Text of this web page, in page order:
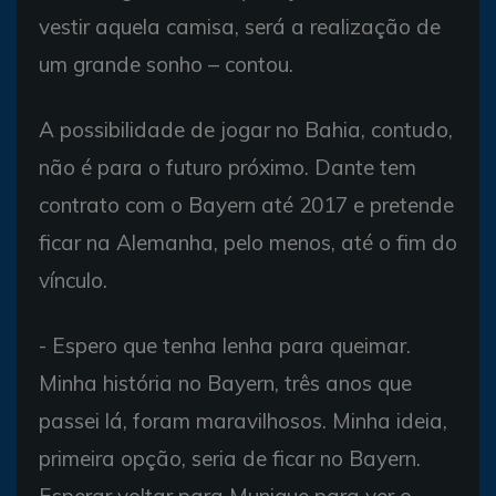
vestir aquela camisa, será a realização de
um grande sonho – contou.
A possibilidade de jogar no Bahia, contudo,
não é para o futuro próximo. Dante tem
contrato com o Bayern até 2017 e pretende
ficar na Alemanha, pelo menos, até o fim do
vínculo.
- Espero que tenha lenha para queimar.
Minha história no Bayern, três anos que
passei lá, foram maravilhosos. Minha ideia,
primeira opção, seria de ficar no Bayern.